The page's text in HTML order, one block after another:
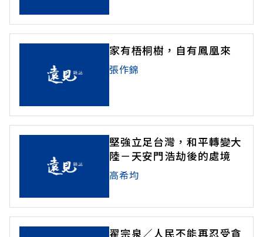
家有梧桐樹，自有鳳凰來
張作錦
堅強立足台灣，和平轉變大
陸－天安門浩劫後的處境
高希均
翟宗泉／人民不能再忍受貪